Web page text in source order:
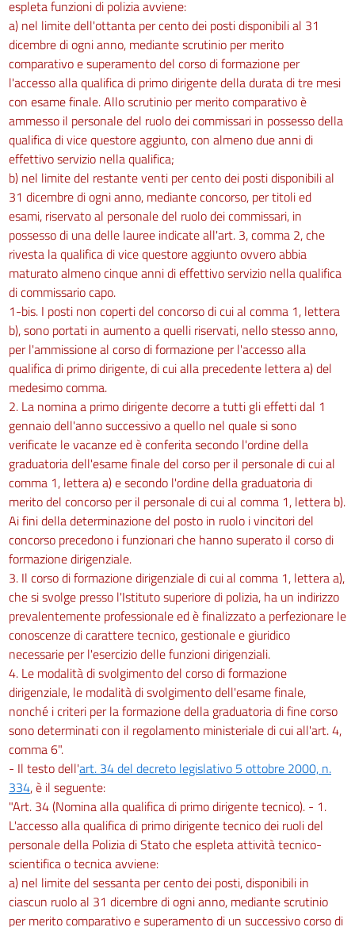
espleta funzioni di polizia avviene:
a) nel limite dell'ottanta per cento dei posti disponibili al 31
dicembre di ogni anno, mediante scrutinio per merito
comparativo e superamento del corso di formazione per
l'accesso alla qualifica di primo dirigente della durata di tre mesi
con esame finale. Allo scrutinio per merito comparativo è
ammesso il personale del ruolo dei commissari in possesso della
qualifica di vice questore aggiunto, con almeno due anni di
effettivo servizio nella qualifica;
b) nel limite del restante venti per cento dei posti disponibili al
31 dicembre di ogni anno, mediante concorso, per titoli ed
esami, riservato al personale del ruolo dei commissari, in
possesso di una delle lauree indicate all'art. 3, comma 2, che
rivesta la qualifica di vice questore aggiunto ovvero abbia
maturato almeno cinque anni di effettivo servizio nella qualifica
di commissario capo.
1-bis. I posti non coperti del concorso di cui al comma 1, lettera
b), sono portati in aumento a quelli riservati, nello stesso anno,
per l'ammissione al corso di formazione per l'accesso alla
qualifica di primo dirigente, di cui alla precedente lettera a) del
medesimo comma.
2. La nomina a primo dirigente decorre a tutti gli effetti dal 1
gennaio dell'anno successivo a quello nel quale si sono
verificate le vacanze ed è conferita secondo l'ordine della
graduatoria dell'esame finale del corso per il personale di cui al
comma 1, lettera a) e secondo l'ordine della graduatoria di
merito del concorso per il personale di cui al comma 1, lettera b).
Ai fini della determinazione del posto in ruolo i vincitori del
concorso precedono i funzionari che hanno superato il corso di
formazione dirigenziale.
3. Il corso di formazione dirigenziale di cui al comma 1, lettera a),
che si svolge presso l'Istituto superiore di polizia, ha un indirizzo
prevalentemente professionale ed è finalizzato a perfezionare le
conoscenze di carattere tecnico, gestionale e giuridico
necessarie per l'esercizio delle funzioni dirigenziali.
4. Le modalità di svolgimento del corso di formazione
dirigenziale, le modalità di svolgimento dell'esame finale,
nonché i criteri per la formazione della graduatoria di fine corso
sono determinati con il regolamento ministeriale di cui all'art. 4,
comma 6".
- Il testo dell'art. 34 del decreto legislativo 5 ottobre 2000, n.
334, è il seguente:
"Art. 34 (Nomina alla qualifica di primo dirigente tecnico). - 1.
L'accesso alla qualifica di primo dirigente tecnico dei ruoli del
personale della Polizia di Stato che espleta attività tecnico-
scientifica o tecnica avviene:
a) nel limite del sessanta per cento dei posti, disponibili in
ciascun ruolo al 31 dicembre di ogni anno, mediante scrutinio
per merito comparativo e superamento di un successivo corso di